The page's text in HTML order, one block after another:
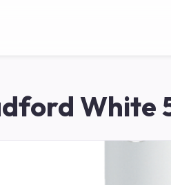
White